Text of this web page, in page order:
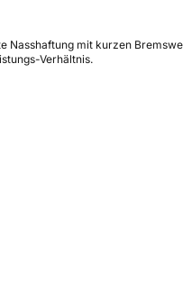
Nasshaftung mit kurzen
Verhältnis.